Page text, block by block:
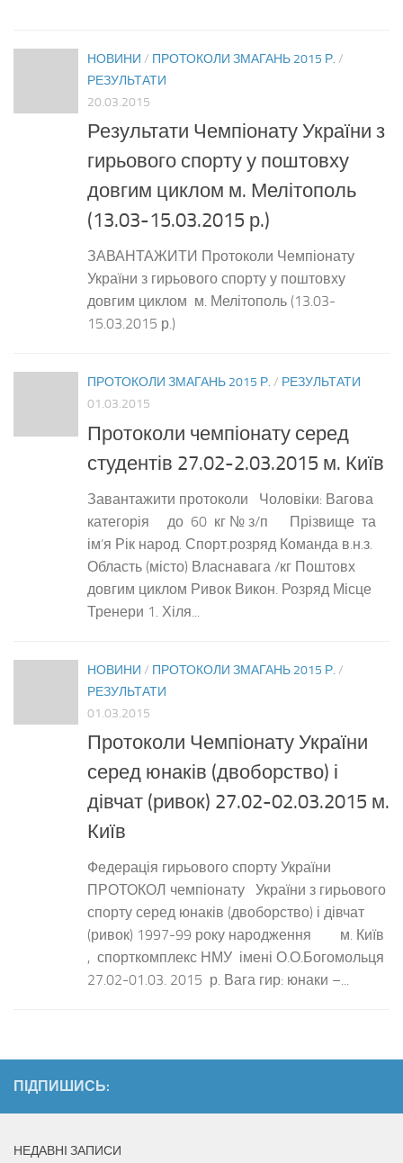
НОВИНИ / ПРОТОКОЛИ ЗМАГАНЬ 2015 Р. /
РЕЗУЛЬТАТИ
20.03.2015
Результати Чемпіонату України з
гирьового спорту у поштовху
довгим циклом м. Мелітополь
(13.03-15.03.2015 р.)
ЗАВАНТАЖИТИ Протоколи Чемпіонату
України з гирьового спорту у поштовху
довгим циклом м. Мелітополь (13.03-
15.03.2015 р.)
ПРОТОКОЛИ ЗМАГАНЬ 2015 Р. / РЕЗУЛЬТАТИ
01.03.2015
Протоколи чемпіонату серед
студентів 27.02-2.03.2015 м. Київ
Завантажити протоколи Чоловіки: Вагова
категорія до 60 кг № з/п Прізвище та
ім’я Рік народ. Спорт.розряд Команда в.н.з.
Область (місто) Власнавага /кг Поштовх
довгим циклом Ривок Викон. Розряд Місце
Тренери 1. Хіля...
НОВИНИ / ПРОТОКОЛИ ЗМАГАНЬ 2015 Р. /
РЕЗУЛЬТАТИ
01.03.2015
Протоколи Чемпіонату України
серед юнаків (двоборство) і
дівчат (ривок) 27.02-02.03.2015 м.
Київ
Федерація гирьового спорту України
ПРОТОКОЛ чемпіонату України з гирьового
спорту серед юнаків (двоборство) і дівчат
(ривок) 1997-99 року народження м. Київ
, спорткомплекс НМУ імені О.О.Богомольця
27.02-01.03. 2015 р. Вага гир: юнаки –...
ПІДПИШИСЬ:
НЕДАВНІ ЗАПИСИ